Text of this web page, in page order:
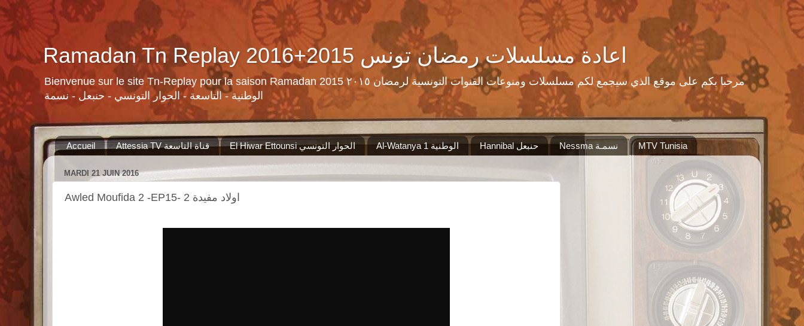
Ramadan Tn Replay 2016+2015 اعادة مسلسلات رمضان تونس
Bienvenue sur le site Tn-Replay pour la saison Ramadan 2015 مرحبا بكم على موقع الذي سيجمع لكم مسلسلات ومنوعات القنوات التونسية لرمضان ٢٠١٥
الوطنية - التاسعة - الحوار التونسي - حنبعل - نسمة
Accueil Attessia TV قناة التاسعة El Hiwar Ettounsi الحوار التونسي Al-Watanya 1 الوطنية Hannibal حنبعل‬ MTV Tunisia
MARDI 21 JUIN 2016
Awled Moufida 2 -EP15- 2 اولاد مفيدة